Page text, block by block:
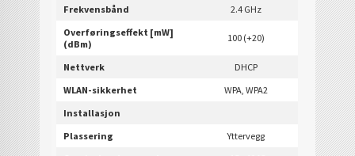
Frekvensbånd
2.4 GHz
Overføringseffekt [mW]
(dBm)
100 (+20)
Nettverk
DHCP
WLAN-sikkerhet
WPA, WPA2
Installasjon
Plassering
Yttervegg